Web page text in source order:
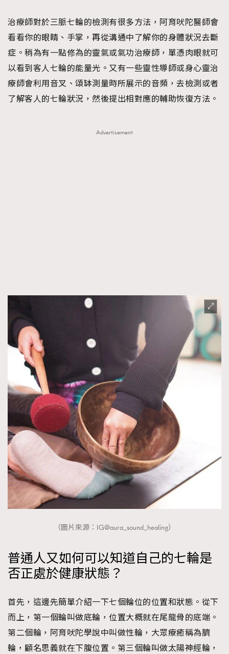
治療師對於三脈七輪的檢測有很多方法，阿育吠陀醫師會
看看你的眼睛、手掌，再從溝通中了解你的身體狀況去斷
症。稍為有一點修為的靈氣或氣功治療師，單憑肉眼就可
以看到客人七輪的能量光。又有一些靈性導師或身心靈治
療師會利用音叉、頌缽測量時所展示的音頻，去檢測或者
了解客人的七輪狀況，然後提出相對應的輔助恢復方法。
Advertisement
（圖片來源：IG@aura_sound_healing）
普通人又如何可以知道自己的七輪是
否正處於健康狀態？
首先，這邊先簡單介紹一下七個輪位的位置和狀態。從下
而上，第一個輪叫做底輪，位置大概就在尾龍骨的底端。
第二個輪，阿育吠陀學說中叫做性輪，大眾療癒稱為臍
輪，顧名思義就在下腹位置。第三個輪叫做太陽神經輪，